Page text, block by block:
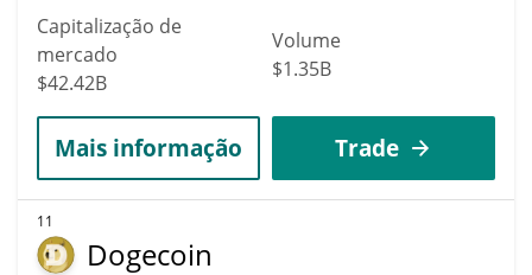
Capitalização de
mercado
$42.42B
Volume
$1.35B
Mais informação Trade
11
Dogecoin